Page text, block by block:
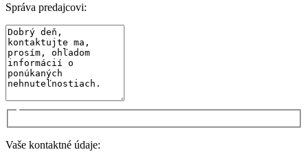
Správa predajcovi:
Vaše kontaktné údaje: